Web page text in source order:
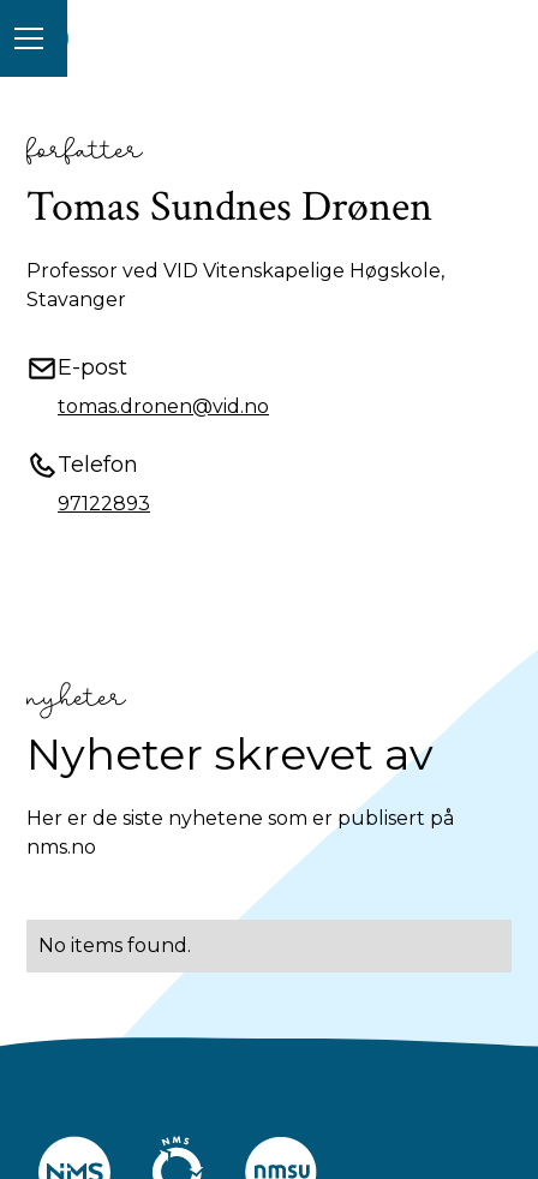
forfatter
Tomas Sundnes Drønen
Professor ved VID Vitenskapelige Høgskole,
Stavanger
E-post
tomas.dronen@vid.no
Telefon
97122893
nyheter
Nyheter skrevet av
Her er de siste nyhetene som er publisert på
nms.no
No items found.